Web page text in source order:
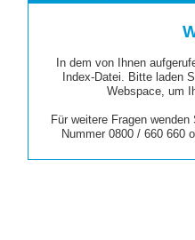
In dem von Ihnen
Index-Datei. Bitte laden
Webspace, um
Für weitere Fragen
Nummer 0800 / 660 660